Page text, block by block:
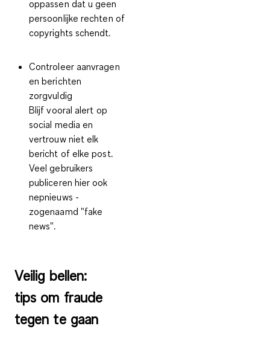
oppassen dat u geen
persoonlijke rechten of
copyrights schendt.
Controleer aanvragen
en berichten
zorgvuldig
Blijf vooral alert op
social media en
vertrouw niet elk
bericht of elke post.
Veel gebruikers
publiceren hier ook
nepnieuws -
zogenaamd "fake
news".
Veilig bellen:
tips om fraude
tegen te gaan